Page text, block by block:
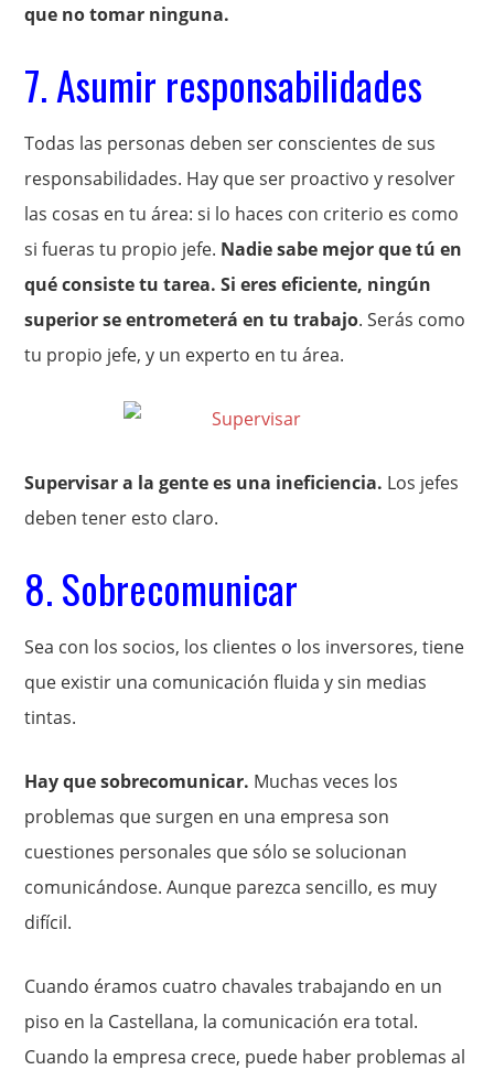
que no tomar ninguna.
7. Asumir responsabilidades
Todas las personas deben ser conscientes de sus
responsabilidades. Hay que ser proactivo y resolver
las cosas en tu área: si lo haces con criterio es como
si fueras tu propio jefe. Nadie sabe mejor que tú en
qué consiste tu tarea. Si eres eficiente, ningún
superior se entrometerá en tu trabajo. Serás como
tu propio jefe, y un experto en tu área.
Supervisar a la gente es una ineficiencia. Los jefes
deben tener esto claro.
8. Sobrecomunicar
Sea con los socios, los clientes o los inversores, tiene
que existir una comunicación fluida y sin medias
tintas.
Hay que sobrecomunicar. Muchas veces los
problemas que surgen en una empresa son
cuestiones personales que sólo se solucionan
comunicándose. Aunque parezca sencillo, es muy
difícil.
Cuando éramos cuatro chavales trabajando en un
piso en la Castellana, la comunicación era total.
Cuando la empresa crece, puede haber problemas al